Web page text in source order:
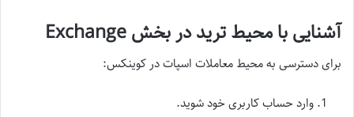
آشنایی با محیط ترید در بخش Exchange
برای دسترسی به محیط معاملات اسپات در کوینکس:
وارد حساب کاربری خود شوید.